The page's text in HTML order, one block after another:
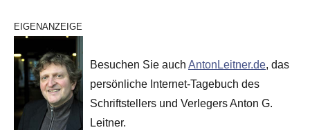
EIGENANZEIGE
Besuchen Sie auch AntonLeitner.de, das
persönliche Internet-Tagebuch des
Schriftstellers und Verlegers Anton G.
Leitner.